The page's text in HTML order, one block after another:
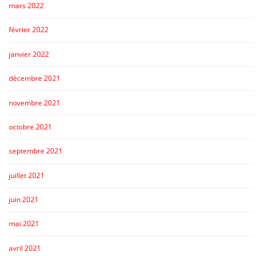
mars 2022
février 2022
janvier 2022
décembre 2021
novembre 2021
octobre 2021
septembre 2021
juillet 2021
juin 2021
mai 2021
avril 2021